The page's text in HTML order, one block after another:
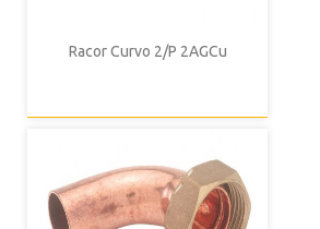
Racor Curvo 2/P 2AGCu